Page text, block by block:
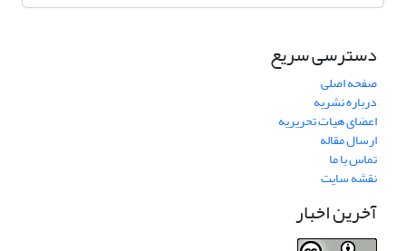
دسترسی سریع
صفحه اصلی
درباره نشریه
اعضای هیات تحریریه
ارسال مقاله
تماس با ما
نقشه سایت
آخرین اخبار